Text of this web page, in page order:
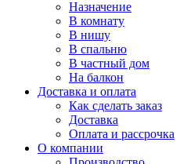
Назначение
В комнату
В нишу
В спальню
В частный дом
На балкон
Доставка и оплата
Как сделать заказ
Доставка
Оплата и рассрочка
О компании